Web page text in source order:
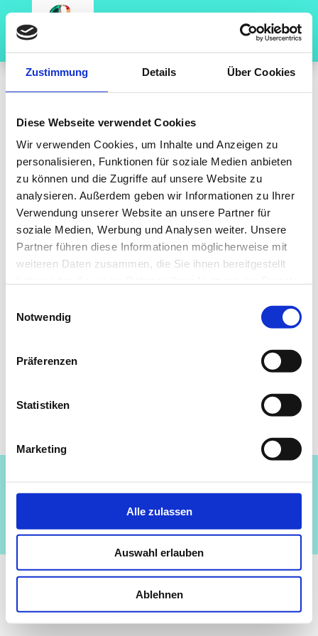
Zustimmung Details Über Cookies
Diese Webseite verwendet Cookies
Wir verwenden Cookies, um Inhalte und Anzeigen zu
personalisieren, Funktionen für soziale Medien anbieten
zu können und die Zugriffe auf unsere Website zu
analysieren. Außerdem geben wir Informationen zu Ihrer
Verwendung unserer Website an unsere Partner für
soziale Medien, Werbung und Analysen weiter. Unsere
Partner führen diese Informationen möglicherweise mit
weiteren Daten zusammen, die Sie ihnen bereitgestellt
Notwendig
Präferenzen
Statistiken
Marketing
Alle zulassen
Auswahl erlauben
Ablehnen
Digitales
Programmheft zum
Festival
Willkommen beim digitalen Programmheft zum
Theaterfestival Jetzt! UN(D)sichtbar vom 29.
September bis 3. Oktober 2022 in der Orangerie
Hanau. Mit deinem Ticket hast Du auch den
Zugang zum digitalen Programmheft erworben.
Hier kannt Du das Programmheft herunterladen:
© Theater der Vielfalt e.V. | Made with ♡ in Hanau